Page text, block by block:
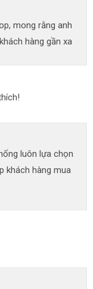
mong rằng anh
hàng gần xa
luôn lựa chọn
khách hàng mua